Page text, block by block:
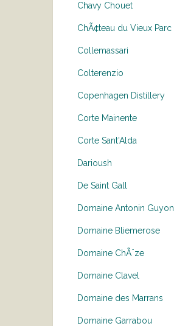
Chavy Chouet
ChÃ¢teau du Vieux Parc
Collemassari
Colterenzio
Copenhagen Distillery
Corte Mainente
Corte Sant'Alda
Darioush
De Saint Gall
Domaine Antonin Guyon
Domaine Bliemerose
Domaine ChÃ¨ze
Domaine Clavel
Domaine des Marrans
Domaine Garrabou